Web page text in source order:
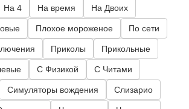
На 4 На время На Двоих
Плохое мороженое По сети
Приколы Прикольные
С Физикой С Читами
Симуляторы вождения Слизарио